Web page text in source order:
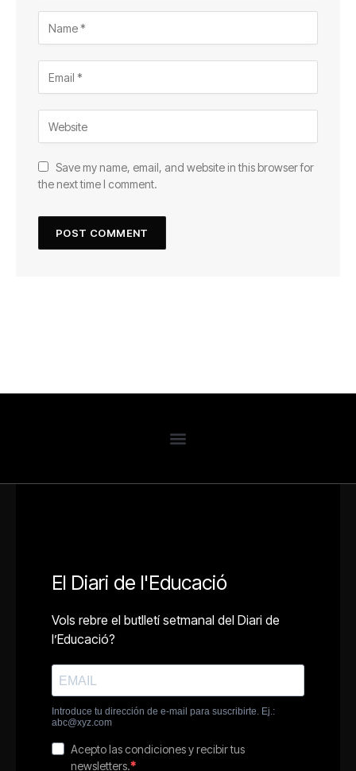
Save my name, email, and website in this browser for
the next time I comment.